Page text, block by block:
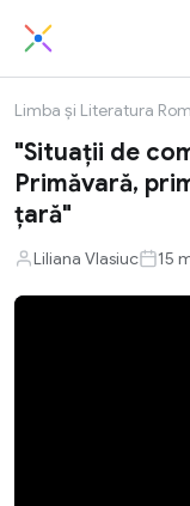
Limba și Literatura
"Situaţii de
Primăvară,
țară"
Liliana Vlasiuc 15